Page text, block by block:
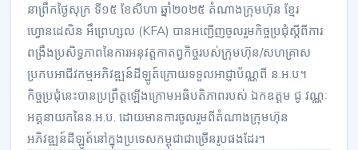
នាព្រឹកថ្ងៃសុក្រ ទី១៥ ខែសីហា ឆ្នាំ២០២៥ តំណាងក្រុមហ៊ុន ខ្មែរ
ហ្វោនដេសិន អឹព្រេហ្សល (KFA) បានអញ្ជើញចូលរួមកិច្ចប្រជុំស្តីពីការ
ពង្រឹងប្រសិទ្ធភាពនៃការអនុវត្តកាតព្វកិច្ចរបស់ក្រុមហ៊ុន/សហគ្រាស
ប្រកបអាជីវកម្មអភិវឌ្ឍន៍ដីឡូត៍ក្រោយទទួលអាជ្ញាប័ណ្ណពី ន.អ.ប។
កិច្ចប្រជុំនេះបានប្រព្រឹត្ដឡើងក្រោមអធិបតិភាពរបស់ ឯកឧត្ដម ជូ វណ្ណៈ
អគ្គនាយកនៃន.អ.ប. ដោយមានការចូលរួមពីតំណាងក្រុមហ៊ុន
អភិវឌ្ឍន៍ដីឡូត៍នៅក្នុងប្រទេសកម្ពុជាជាច្រើនរូបផងដែរ។